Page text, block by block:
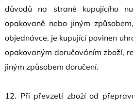
důvodů na straně kupujícího
opakovaně nebo jiným
objednávce, je kupující povinen
opakovaným doručováním zboží,
jiným způsobem doručení.
12. Při převzetí zboží od